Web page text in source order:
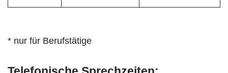
* nur für Berufstätige